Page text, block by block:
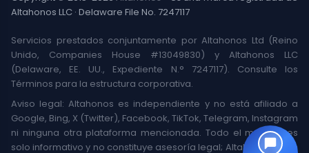
Altahonos LLC · Delaware File No. 7247117
Servicios prestados conjuntamente por Altahonos Ltd (Reino
Unido, Companies House #13049830) y Altahonos LLC
(Delaware, EE. UU., Expediente N.° 7247117). Consulte los
Términos para la estructura corporativa.
Aviso legal: Altahonos es independiente y no está afiliado a
Google, Bing, X (Twitter), Facebook, TikTok, Telegram, Instagram
ni ninguna otra plataforma mencionada. Todo el material es
solo informativo y no constituye asesoría legal; Altahonos no es